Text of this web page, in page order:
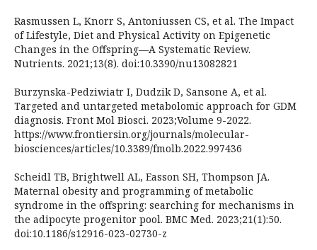
Rasmussen L, Knorr S, Antoniussen CS, et al. The Impact
of Lifestyle, Diet and Physical Activity on Epigenetic
Changes in the Offspring—A Systematic Review.
Nutrients. 2021;13(8). doi:10.3390/nu13082821
Burzynska-Pedziwiatr I, Dudzik D, Sansone A, et al.
Targeted and untargeted metabolomic approach for GDM
diagnosis. Front Mol Biosci. 2023;Volume 9-2022.
https://www.frontiersin.org/journals/molecular-
biosciences/articles/10.3389/fmolb.2022.997436
Scheidl TB, Brightwell AL, Easson SH, Thompson JA.
Maternal obesity and programming of metabolic
syndrome in the offspring: searching for mechanisms in
the adipocyte progenitor pool. BMC Med. 2023;21(1):50.
doi:10.1186/s12916-023-02730-z